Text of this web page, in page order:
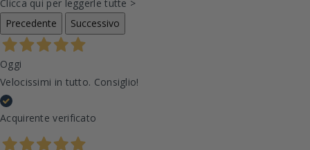
Clicca qui per leggerle tutte >
Precedente
Successivo
Oggi
Velocissimi in tutto. Consiglio!
Acquirente verificato